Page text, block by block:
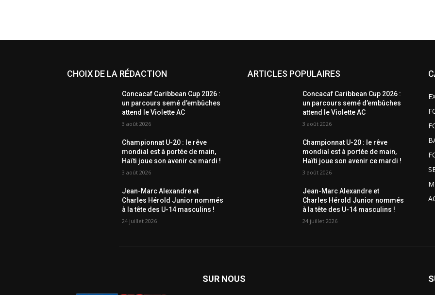
CHOIX DE LA RÉDACTION
Concacaf Caribbean Cup 2026 :
un parcours semé d’embûches
attend le Violette AC
3 août 2026
Championnat U-20 : le rêve
mondial est à portée de main,
Haïti joue son avenir ce mardi !
3 août 2026
Jean-Marc Alexandre et
Charles Hérold Junior nommés
à la tête des U-14 masculins !
24 juillet 2026
ARTICLES POPULAIRES
Concacaf Caribbean Cup 2026 :
un parcours semé d’embûches
attend le Violette AC
3 août 2026
Championnat U-20 : le rêve
mondial est à portée de main,
Haïti joue son avenir ce mardi !
3 août 2026
Jean-Marc Alexandre et
Charles Hérold Junior nommés
à la tête des U-14 masculins !
24 juillet 2026
SUR NOUS